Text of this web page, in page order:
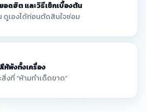
ดฮิต และวิธีเช็กเบื้องต้น
ดูเองได้ก่อนตัดสินใจซ่อม
ให้พังทั้งเครื่อง
งที่ “ห้ามทำเด็ดขาด”